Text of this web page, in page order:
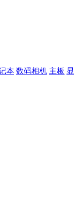
本 数码相机 主板 显